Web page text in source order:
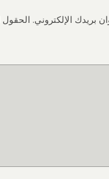
بريدك الإلكتروني. الحقول